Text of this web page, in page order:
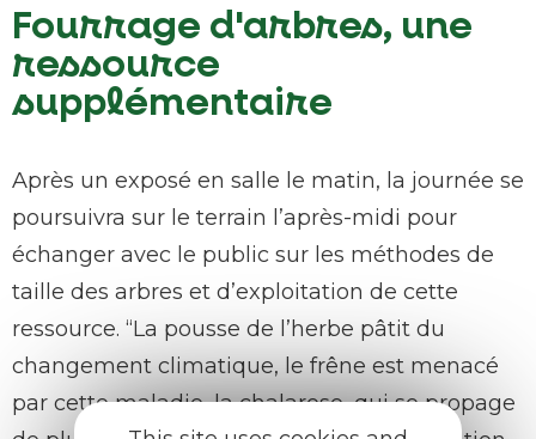
Fourrage d'arbres, une
ressource
supplémentaire
Après un exposé en salle le matin, la journée se
poursuivra sur le terrain l’après-midi pour
échanger avec le public sur les méthodes de
taille des arbres et d’exploitation de cette
ressource. “La pousse de l’herbe pâtit du
changement climatique, le frêne est menacé
par cette maladie, la chalarose, qui se propage